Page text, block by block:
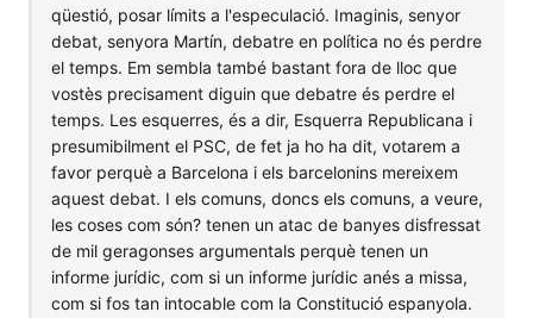
qüestió, posar límits a l'especulació. Imaginis, senyor
debat, senyora Martín, debatre en política no és perdre
el temps. Em sembla també bastant fora de lloc que
vostès precisament diguin que debatre és perdre el
temps. Les esquerres, és a dir, Esquerra Republicana i
presumibilment el PSC, de fet ja ho ha dit, votarem a
favor perquè a Barcelona i els barcelonins mereixem
aquest debat. I els comuns, doncs els comuns, a veure,
les coses com són? tenen un atac de banyes disfressat
de mil geragonses argumentals perquè tenen un
informe jurídic, com si un informe jurídic anés a missa,
com si fos tan intocable com la Constitució espanyola.